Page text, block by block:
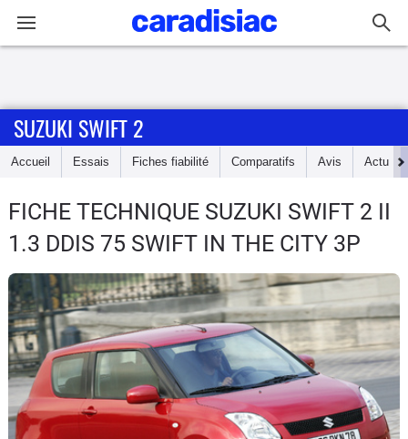
Accueil
Essais
Guide
d'achat
Electriques
Utilitaires
Flottes
SUZUKI SWIFT 2
Accueil Essais Fiches fiabilité Comparatifs Avis Actu
FICHE TECHNIQUE SUZUKI SWIFT 2 II
1.3 DDIS 75 SWIFT IN THE CITY 3P